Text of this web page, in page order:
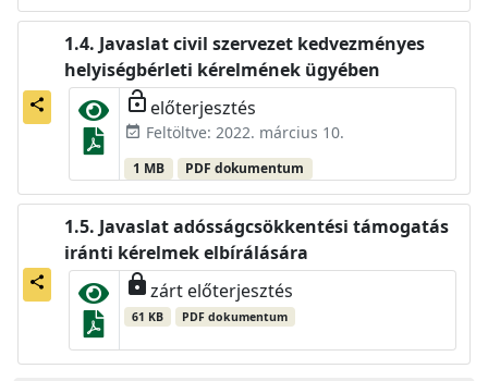
share
Javaslat civil szervezet kedvezményes
helyiségbérleti kérelmének ügyében
lock_open előterjesztés
event_available Feltöltve: 2022. március 10.
1 MB PDF dokumentum
share
Javaslat adósságcsökkentési támogatás
iránti kérelmek elbírálására
lockzárt előterjesztés
61 KB PDF dokumentum